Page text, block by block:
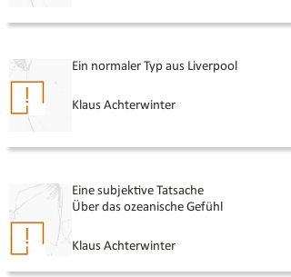
Ein normaler Typ aus Liverpool
Klaus Achterwinter
Eine subjektive Tatsache
Über das ozeanische Gefühl
Klaus Achterwinter